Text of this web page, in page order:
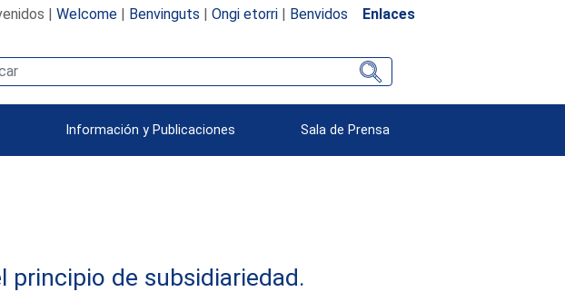
| Welcome| Benvinguts | Ongi etorri| Benvidos Enlaces
Información y Publicaciones Sala de Prensa
principio de subsidiariedad.